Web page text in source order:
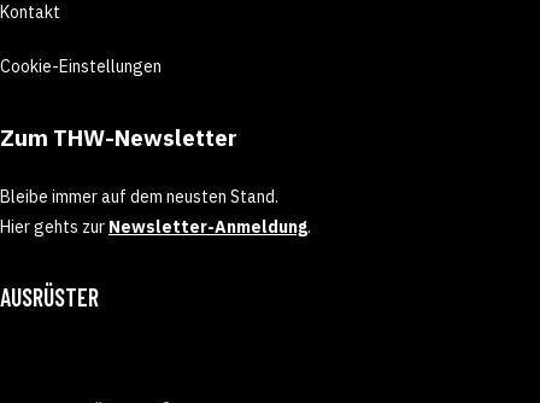
Kontakt
Cookie-Einstellungen
Zum THW-Newsletter
Bleibe immer auf dem neusten Stand.
Hier gehts zur Newsletter-Anmeldung.
AUSRÜSTER